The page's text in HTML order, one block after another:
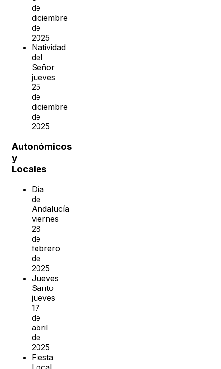
de
diciembre
de
2025
Natividad
del
Señor
jueves
25
de
diciembre
de
2025
Autonómicos
y
Locales
Día
de
Andalucía
viernes
28
de
febrero
de
2025
Jueves
Santo
jueves
17
de
abril
de
2025
Fiesta
Local